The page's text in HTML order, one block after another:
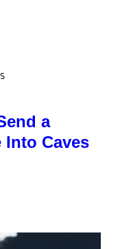
a
Into Caves